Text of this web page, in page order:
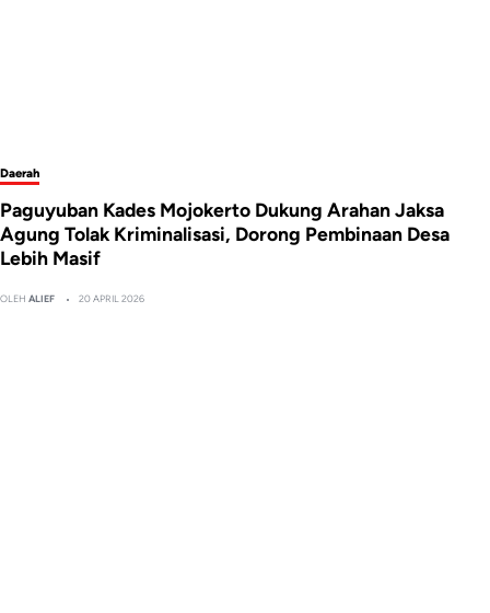
Daerah
Paguyuban Kades Mojokerto Dukung Arahan Jaksa
Agung Tolak Kriminalisasi, Dorong Pembinaan Desa
Lebih Masif
OLEHALIEF 20 APRIL 2026